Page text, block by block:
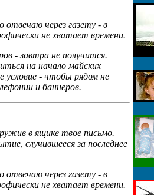
через газету - в
не хватает времени.
- завтра не получится.
на начало майских
условие - чтобы рядом не
и баннеров.
в ящике твое письмо.
случившееся за последнее
через газету - в
не хватает времени.